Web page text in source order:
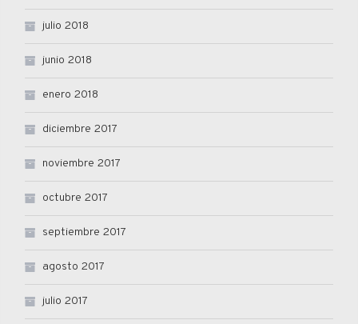
julio 2018
junio 2018
enero 2018
diciembre 2017
noviembre 2017
octubre 2017
septiembre 2017
agosto 2017
julio 2017